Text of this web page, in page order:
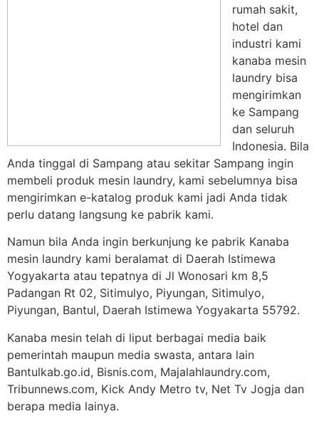
rumah sakit,
hotel dan
industri kami
kanaba mesin
laundry bisa
mengirimkan
ke Sampang
dan seluruh
Indonesia. Bila
Anda tinggal di Sampang atau sekitar Sampang ingin
membeli produk mesin laundry, kami sebelumnya bisa
mengirimkan e-katalog produk kami jadi Anda tidak
perlu datang langsung ke pabrik kami.
Namun bila Anda ingin berkunjung ke pabrik Kanaba
mesin laundry kami beralamat di Daerah Istimewa
Yogyakarta atau tepatnya di Jl Wonosari km 8,5
Padangan Rt 02, Sitimulyo, Piyungan, Sitimulyo,
Piyungan, Bantul, Daerah Istimewa Yogyakarta 55792.
Kanaba mesin telah di liput berbagai media baik
pemerintah maupun media swasta, antara lain
Bantulkab.go.id, Bisnis.com, Majalahlaundry.com,
Tribunnews.com, Kick Andy Metro tv, Net Tv Jogja dan
berapa media lainya.